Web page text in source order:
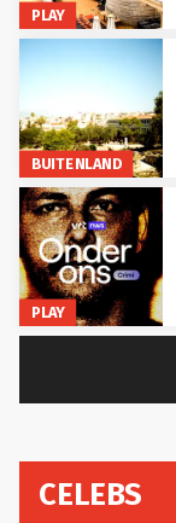
PLAY
BUITENLAND
PLAY
CELEBS